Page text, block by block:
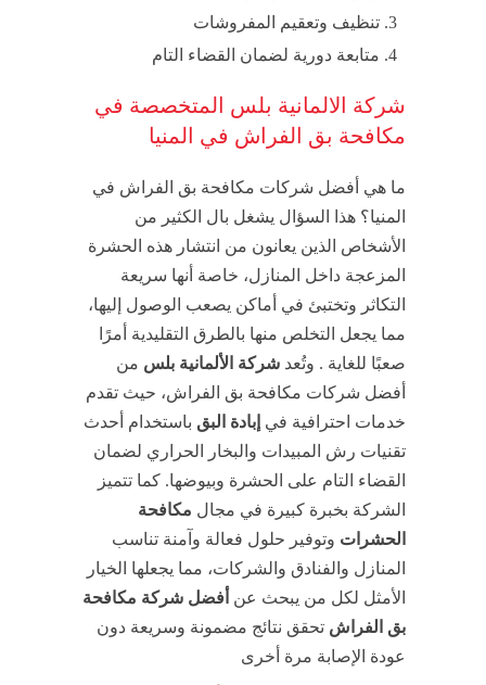
تنظيف وتعقيم المفروشات
متابعة دورية لضمان القضاء التام
شركة الالمانية بلس المتخصصة في
مكافحة بق الفراش في المنيا
ما هي أفضل شركات مكافحة بق الفراش في
المنيا؟ هذا السؤال يشغل بال الكثير من
الأشخاص الذين يعانون من انتشار هذه الحشرة
المزعجة داخل المنازل، خاصة أنها سريعة
التكاثر وتختبئ في أماكن يصعب الوصول إليها،
مما يجعل التخلص منها بالطرق التقليدية أمرًا
صعبًا للغاية . وتُعد شركة الألمانية بلس من
أفضل شركات مكافحة بق الفراش، حيث تقدم
خدمات احترافية في إبادة البق باستخدام أحدث
تقنيات رش المبيدات والبخار الحراري لضمان
القضاء التام على الحشرة وبيوضها. كما تتميز
الشركة بخبرة كبيرة في مجال مكافحة
الحشرات وتوفير حلول فعالة وآمنة تناسب
المنازل والفنادق والشركات، مما يجعلها الخيار
الأمثل لكل من يبحث عن أفضل شركة مكافحة
بق الفراش تحقق نتائج مضمونة وسريعة دون
عودة الإصابة مرة أخرى